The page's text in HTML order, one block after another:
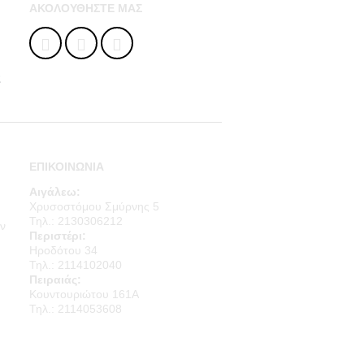
ΑΚΟΛΟΥΘΉΣΤΕ ΜΑΣ
ΕΠΙΚΟΙΝΩΝΙΑ
Αιγάλεω:
Χρυσοστόμου Σμύρνης 5
Τηλ.: 2130306212
Περιστέρι:
Ηροδότου 34
Τηλ.: 2114102040
Πειραιάς:
Κουντουριώτου 161Α
Τηλ.: 2114053608